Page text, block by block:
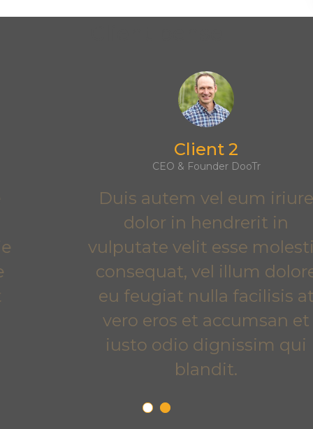
Client 2
CEO & Founder DooTr
Duis autem vel eum iriure
dolor in hendrerit in
vulputate velit esse molestie
consequat, vel illum dolore
eu feugiat nulla facilisis at
vero eros et accumsan et
iusto odio dignissim qui
blandit.